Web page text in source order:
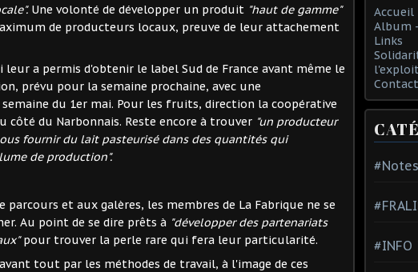
Une volonté de développer un produit "haut de gamme"
de producteurs locaux, preuve de leur attachement
leur a permis d'obtenir le label Sud de France avant même le
prévu pour la semaine prochaine, avec une
du 1er mai. Pour les fruits, direction la coopérative
côté du Narbonnais. Reste encore à trouver "un producteur
fournir du lait pasteurisé dans des quantités qui
de production".
parcours et aux galères, les membres de La Fabrique ne se
Au point de se dire prêts à "développer des partenariats
pour trouver la perle rare qui fera leur particularité.
tout par les méthodes de travail, à l'image de ces
Accueil
Album
Links
Contact